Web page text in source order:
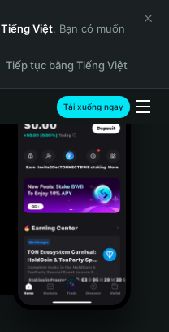
Tiếng Việt. Bạn có muốn
Tiếp tục bằng Tiếng Việt
Tải xuống ngay